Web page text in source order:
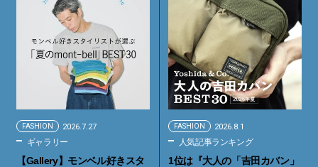
FASHION 2026.7.27
ギャラリー
【Gallery】モンベル好きスタ
FASHION 2026.8.1
人気記事ランキング
1位は『大人の「吉田カバン」